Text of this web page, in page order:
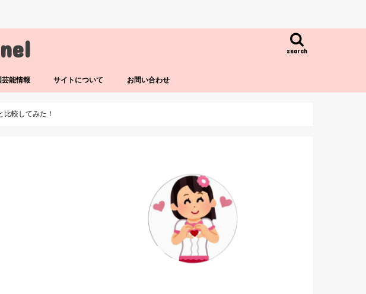
search
芸能情報 サイトについて お問い合わせ
比較してみた！